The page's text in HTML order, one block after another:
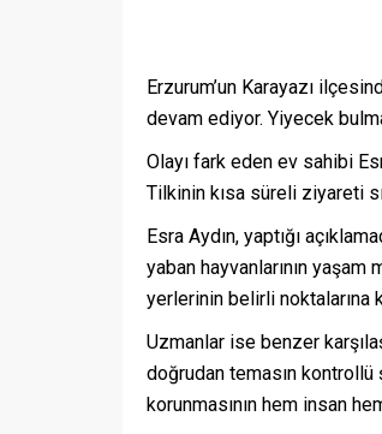
Erzurum’un Karayazı
devam ediyor. Yiyecek
Olayı fark eden ev sahibi
Tilkinin kısa süreli ziyareti
Esra Aydın, yaptığı
yaban hayvanlarının
yerlerinin belirli noktalarına
Uzmanlar ise benzer
doğrudan temasın
korunmasının hem insan